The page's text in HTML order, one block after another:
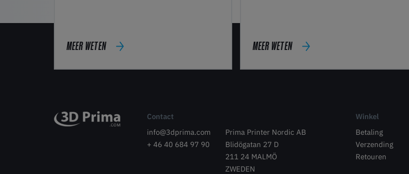
MEER WETEN MEER WETEN
Contact
info@3dprima.com
+ 46 40 684 97 90
Prima Printer Nordic AB
Blidögatan 27 D
211 24 MALMÖ
ZWEDEN
Winkel
Betaling
Verzending
Retouren